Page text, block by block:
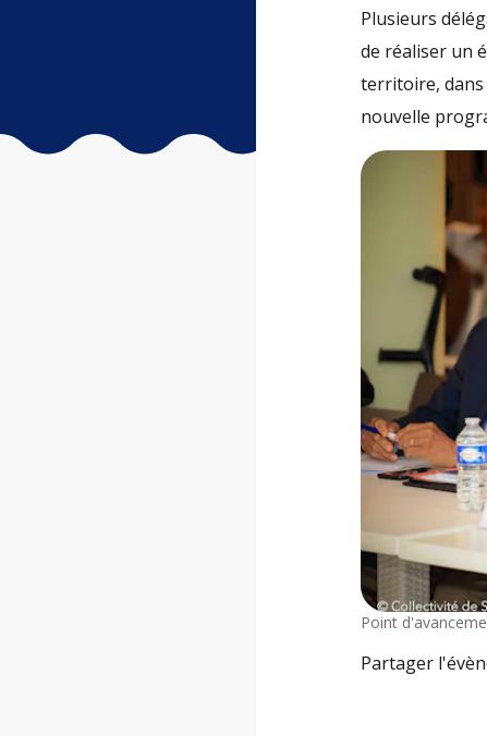
Plusieurs
de réaliser un
territoire, dans
nouvelle
Point
Partager